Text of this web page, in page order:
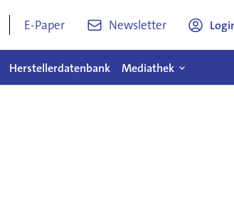
E-Paper Newsletter
Herstellerdatenbank Mediathek